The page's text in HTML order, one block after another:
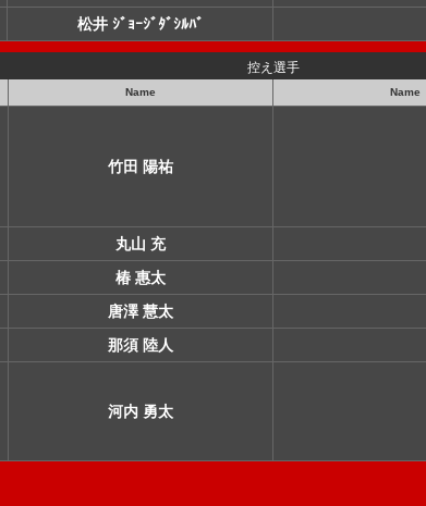
松井 ｼﾞｮｰｼﾞﾀﾞｼﾙﾊﾞ
控え選手
Name Name
竹田 陽祐
丸山 充
椿 惠太
唐澤 慧太
那須 陸人
河内 勇太